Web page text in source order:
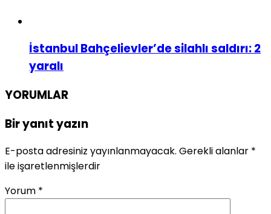
İstanbul Bahçelievler’de silahlı saldırı: 2
yaralı
YORUMLAR
Bir yanıt yazın
E-posta adresiniz yayınlanmayacak. Gerekli alanlar *
ile işaretlenmişlerdir
Yorum *